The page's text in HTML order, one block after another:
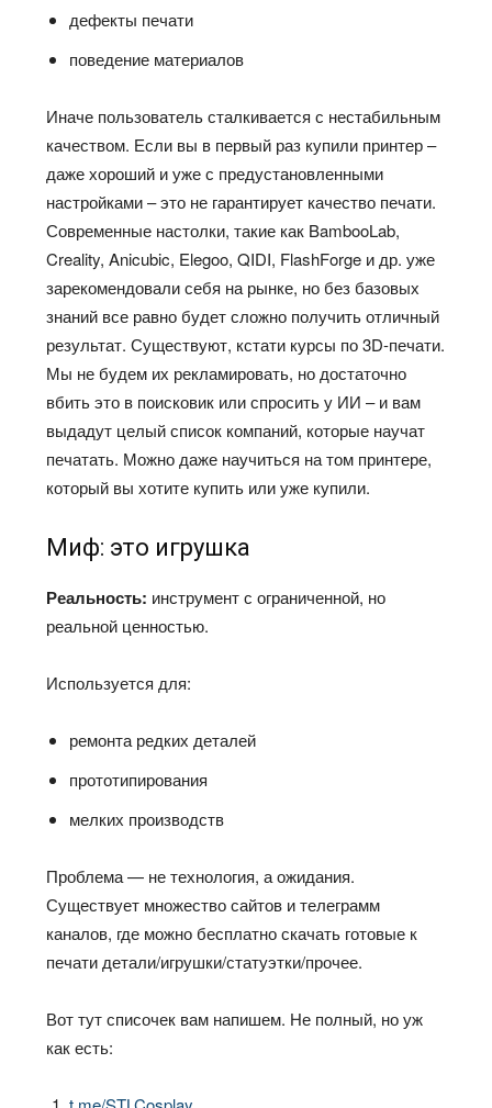
дефекты печати
поведение материалов
Иначе пользователь сталкивается с нестабильным
качеством. Если вы в первый раз купили принтер –
даже хороший и уже с предустановленными
настройками – это не гарантирует качество печати.
Современные настолки, такие как BambooLab,
Creality, Anicubic, Elegoo, QIDI, FlashForge и др. уже
зарекомендовали себя на рынке, но без базовых
знаний все равно будет сложно получить отличный
результат. Существуют, кстати курсы по 3D-печати.
Мы не будем их рекламировать, но достаточно
вбить это в поисковик или спросить у ИИ – и вам
выдадут целый список компаний, которые научат
печатать. Можно даже научиться на том принтере,
который вы хотите купить или уже купили.
Миф: это игрушка
Реальность: инструмент с ограниченной, но
реальной ценностью.
Используется для:
ремонта редких деталей
прототипирования
мелких производств
Проблема — не технология, а ожидания.
Существует множество сайтов и телеграмм
каналов, где можно бесплатно скачать готовые к
печати детали/игрушки/статуэтки/прочее.
Вот тут списочек вам напишем. Не полный, но уж
как есть: